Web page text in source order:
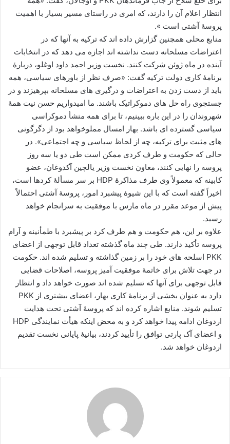
انتظار اعلام آن را دارند، که امری در راستای مسیر بسیار با اهمیت
پروسۀ آشتی است ».
منابع محلی همچنین گزارش داده اند که ترکیه به آنها که در
اعتراضات مسلحانه دست نداشته اند اجازه می دهد که در انتخابات
آینده در ماه ژوئن شرکت کنند. نخست وزیر احمد داود اوغلو، دربارۀ
برنامۀ کاری دولت ترکیه گفت: «صرف نظر از باورهای سیاسی، همه
باید از دست زدن به اعتراضات و درگیری های مسلحانه بپرهیزند و در
جستجوی راه حل های دموکراتیک باشند. ما امیدواریم حسن نیت همۀ
شهروندان را در این باره ببینیم، تا برای همه منشأ دموکراسی
سیاسی گسترده ای باشد. بهار امسال مملوخواهد بود از دگرگونی
های مثبت برای ترکیه، چه از لحاظ سیاسی و چه اجتماعی». در
حالی که حکومت و طرف کردی ممکن است طی دو یا سه روز
پروسه را نهایی کنند، معاون نخست وزیر یالچین آکدوغان، عضو
کابینه که معمولاً وی طرف مذاکرۀ HDP بر سر مسألۀ کردها است،
اخیراً گفته است که با این شیوۀ پیشبرد امور، پروسۀ آشتی احتمالاً
پیش از موعد مقرر در ماه مارس با موفقیت به سرانجام خواهد
رسید.
علاوه بر این، هم حکومت و هم طرف کرد بر پیشبرد با طمأنینه و آرام
پروسه تأکید دارند. طی چند ماه گذشته تعداد قابل توجهی از اعضای
PKK اسلحه های خود را بر زمین گذاشته و تسلیم شده اند. حکومت
در جهت تلاش برای خاتمۀ موفقیت آمیز پروسه، اصلاحات قضایی
قابل توجهی برای آنها که تسلیم شده اند صورت خواهد داد و انتظار
دارد به عنوان بخشی از برنامۀ کاری بهار، اعضای بیشتری از PKK
تسلیم شوند. منابع اشاره کرده اند که پروسۀ آشتی تحت هدایت
اردوغان ادامه پیدا خواهد کرد و به محض اینکه هیأت نمایندگی HDP
و اعضای آک پارتی توافق را تأیید کردند، بیانیۀ پایانی نخست تقدیم
اردوغان خواهد شد.